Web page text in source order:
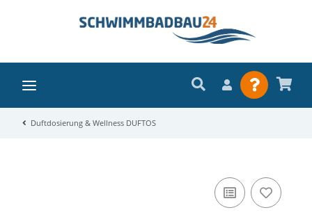
Duftdosierung & Wellness DUFTOS